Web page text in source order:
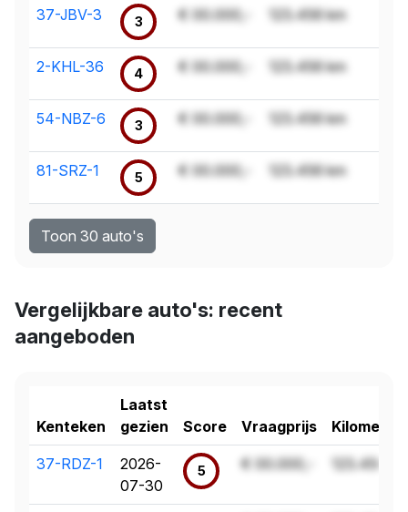
37-JBV-3 3 € 00.000,- 123.456 km
2-KHL-36 4 € 00.000,- 123.456 km
54-NBZ-6 3 € 00.000,- 123.456 km
81-SRZ-1 5 € 00.000,- 123.456 km
Toon 30 auto's
Vergelijkbare auto's: recent
aangeboden
Kenteken
Laatst
gezien
Score Vraagprijs
37-RDZ-1
2026-
07-30
5 € 00.000,- 123.456 km